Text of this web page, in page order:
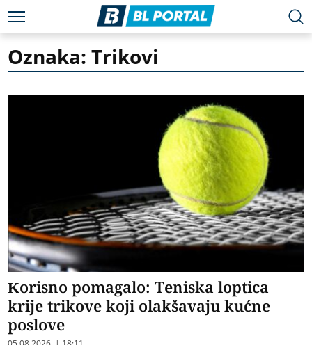
Oznaka: Trikovi
Korisno pomagalo: Teniska loptica
krije trikove koji olakšavaju kućne
poslove